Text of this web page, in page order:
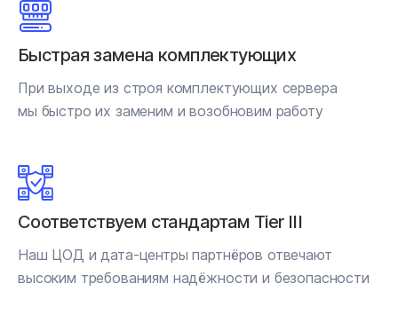
Быстрая замена комплектующих
При выходе из строя комплектующих сервера
мы быстро их заменим и возобновим работу
Соответствуем стандартам Tier III
Наш ЦОД и дата-центры партнёров отвечают
высоким требованиям надёжности и безопасности